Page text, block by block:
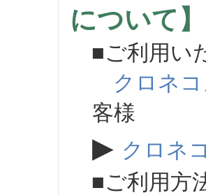
について
■ご利用い
クロネ
客様
▶ クロネ
■ご利用方